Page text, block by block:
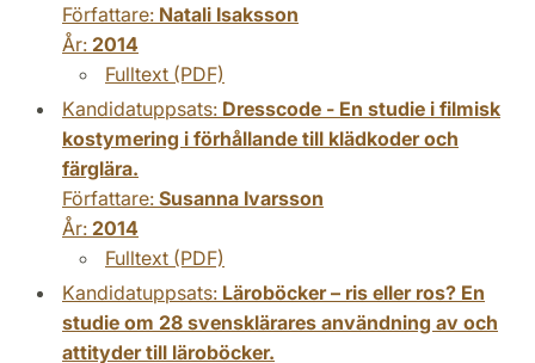
Författare: Natali Isaksson
År: 2014
Fulltext (PDF)
Kandidatuppsats: Dresscode - En studie i filmisk
kostymering i förhållande till klädkoder och
färglära.
Författare: Susanna Ivarsson
År: 2014
Fulltext (PDF)
Kandidatuppsats: Läroböcker – ris eller ros? En
studie om 28 svensklärares användning av och
attityder till läroböcker.